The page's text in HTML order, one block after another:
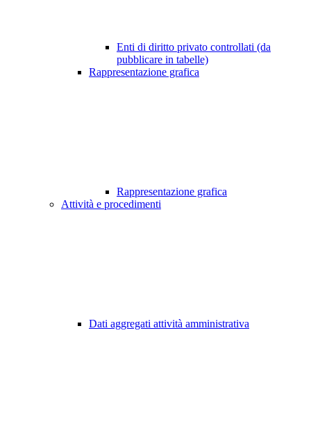
Enti di diritto privato controllati (da
pubblicare in tabelle)
Rappresentazione grafica
Rappresentazione grafica
Attività e procedimenti
Dati aggregati attività amministrativa